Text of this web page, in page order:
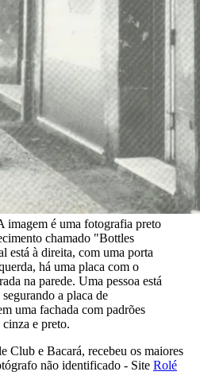
imagem é uma fotografia preto
chamado "Bottles
está à direita, com uma porta
há uma placa com o
na parede. Uma pessoa está
a placa de
uma fachada com padrões
e preto.
Club e Bacará, recebeu os maiores
não identificado - Site Rolé